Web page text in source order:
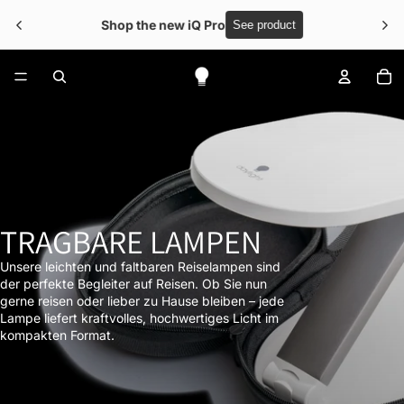
Shop the new iQ Pro See product
TRAGBARE LAMPEN
Unsere leichten und faltbaren Reiselampen sind
der perfekte Begleiter auf Reisen. Ob Sie nun
gerne reisen oder lieber zu Hause bleiben – jede
Lampe liefert kraftvolles, hochwertiges Licht im
kompakten Format.